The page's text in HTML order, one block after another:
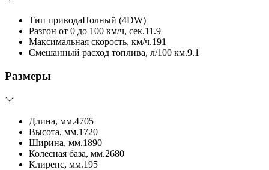
Тип приводаПолный (4DW)
Разгон от 0 до 100 км/ч, сек.11.9
Максимальная скорость, км/ч.191
Смешанный расход топлива, л/100 км.9.1
Размеры
Длина, мм.4705
Высота, мм.1720
Ширина, мм.1890
Колесная база, мм.2680
Клиренс, мм.195